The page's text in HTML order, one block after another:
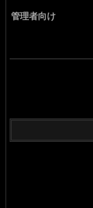
管理者向け